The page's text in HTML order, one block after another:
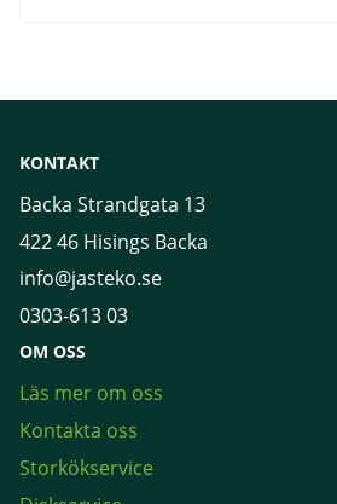
KONTAKT
Backa Strandgata 13
422 46 Hisings Backa
info@jasteko.se
0303-613 03
OM OSS
Läs mer om oss
Kontakta oss
Storkökservice